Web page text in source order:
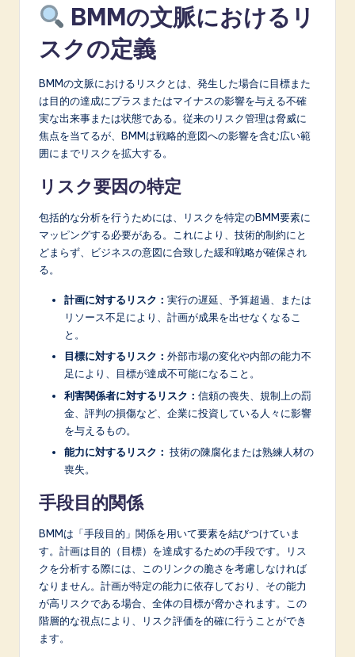
BMMの文脈におけるリ
スクの定義
BMMの文脈におけるリスクとは、発生した場合に目標また
は目的の達成にプラスまたはマイナスの影響を与える不確
実な出来事または状態である。従来のリスク管理は脅威に
焦点を当てるが、BMMは戦略的意図への影響を含む広い範
囲にまでリスクを拡大する。
リスク要因の特定
包括的な分析を行うためには、リスクを特定のBMM要素に
マッピングする必要がある。これにより、技術的制約にと
どまらず、ビジネスの意図に合致した緩和戦略が確保され
る。
計画に対するリスク： 実行の遅延、予算超過、または
リソース不足により、計画が成果を出せなくなるこ
と。
目標に対するリスク： 外部市場の変化や内部の能力不
足により、目標が達成不可能になること。
利害関係者に対するリスク： 信頼の喪失、規制上の罰
金、評判の損傷など、企業に投資している人々に影響
を与えるもの。
能力に対するリスク： 技術の陳腐化または熟練人材の
喪失。
手段目的関係
BMMは「手段目的」関係を用いて要素を結びつけていま
す。計画は目的（目標）を達成するための手段です。リス
クを分析する際には、このリンクの脆さを考慮しなければ
なりません。計画が特定の能力に依存しており、その能力
が高リスクである場合、全体の目標が脅かされます。この
階層的な視点により、リスク評価を的確に行うことができ
ます。